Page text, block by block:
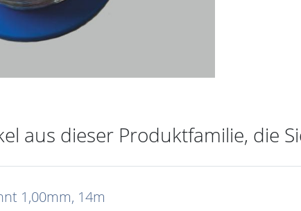
aus dieser Produktfamilie, die
1,00mm, 14m